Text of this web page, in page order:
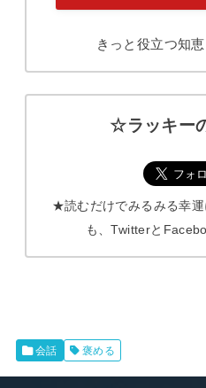
きっと役立つ知
☆ラッキー
★読むだけでみるみる幸運
も、Twitterと
会話 褒める